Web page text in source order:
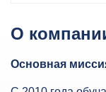
О
Основная